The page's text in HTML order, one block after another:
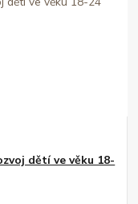
dětí ve věku 18-